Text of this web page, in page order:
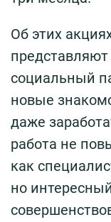
Об этих
социальный
новые
даже
работа не
как
но